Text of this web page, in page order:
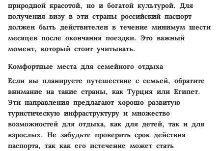
природной красотой, но и богатой культурой. Для
получения визу в эти страны российский паспорт
должен быть действителен в течение минимум шести
месяцев после окончания поездки. Это важный
момент, который стоит учитывать.
Комфортные места для семейного отдыха
Если вы планируете путешествие с семьей, обратите
внимание на такие страны, как Турция или Египет.
Эти направления предлагают хорошо развитую
туристическую инфраструктуру и множество
возможностей для отдыха, как для детей, так и для
взрослых. Не забудьте проверить срок действия
паспорта, так как его истечение может стать